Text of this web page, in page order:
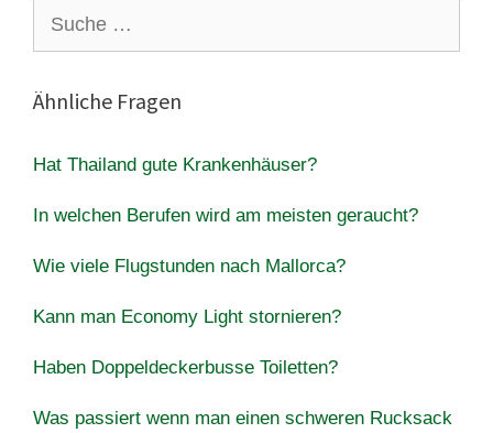
nach:
Ähnliche Fragen
Hat Thailand gute Krankenhäuser?
In welchen Berufen wird am meisten geraucht?
Wie viele Flugstunden nach Mallorca?
Kann man Economy Light stornieren?
Haben Doppeldeckerbusse Toiletten?
Was passiert wenn man einen schweren Rucksack